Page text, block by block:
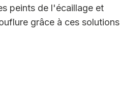
peints de l'écaillage et
grâce à ces solutions